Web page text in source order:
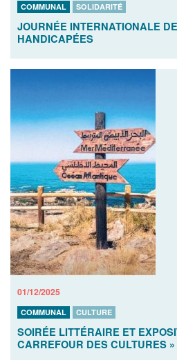
COMMUNAL SOLIDARITÉ
JOURNÉE INTERNATIONALE
HANDICAPÉES
01/12/2025
COMMUNAL CULTURE
SOIRÉE LITTÉRAIRE ET
CARREFOUR DES CULTURES »